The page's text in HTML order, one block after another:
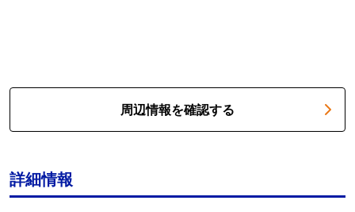
周辺情報を確認する
詳細情報